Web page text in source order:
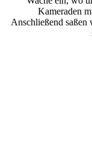
Kameraden
Anschließend